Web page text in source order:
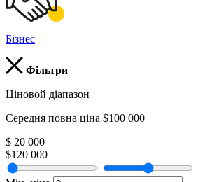
Бізнес
Фільтри
Ціновой діапазон
Середня повна ціна $100 000
$ 20 000
$120 000